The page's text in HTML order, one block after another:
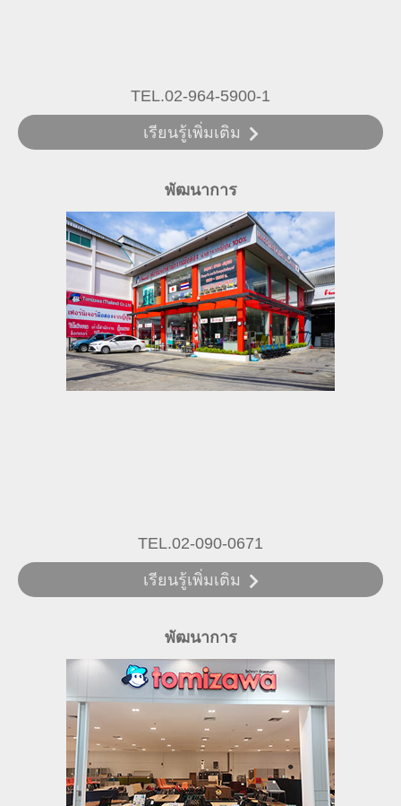
TEL.02-964-5900-1
เรียนรู้เพิ่มเติม
พัฒนาการ
TEL.02-090-0671
เรียนรู้เพิ่มเติม
พัฒนาการ